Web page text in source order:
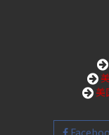
美